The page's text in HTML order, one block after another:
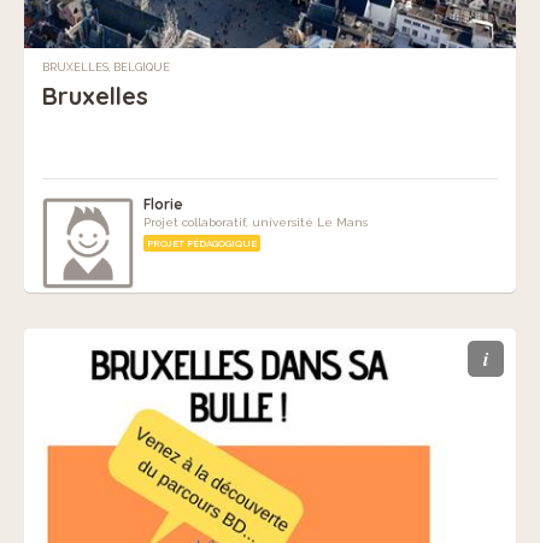
BRUXELLES, BELGIQUE
Bruxelles
Florie
Projet collaboratif, université Le Mans
PROJET PÉDAGOGIQUE
i